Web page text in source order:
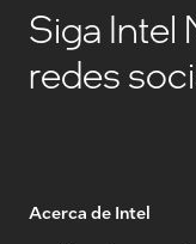
Siga Intel
redes
Acerca de Intel